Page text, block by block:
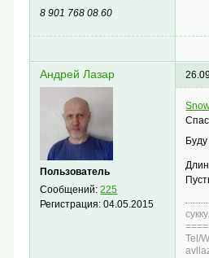
8 901 768 08 60
Андрей Лазар
Пользователь
Сообщений:225
Регистрация:04.05.2015
Tel/